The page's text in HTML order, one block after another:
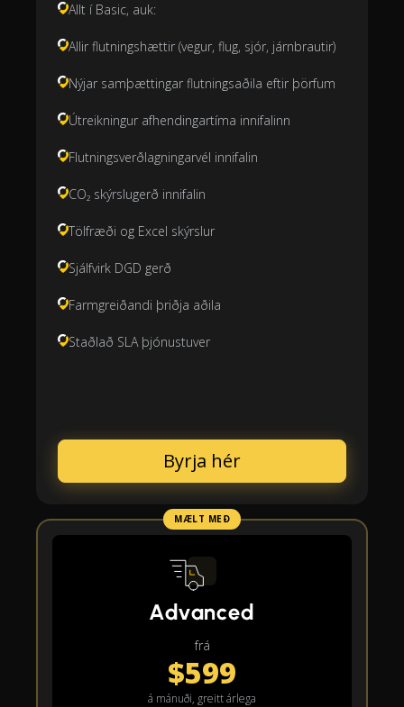
Allt í Basic, auk:
Allir flutningshættir (vegur, flug, sjór, járnbrautir)
Nýjar samþættingar flutningsaðila eftir þörfum
Útreikningur afhendingartíma innifalinn
Flutningsverðlagningarvél innifalin
CO₂ skýrslugerð innifalin
Tölfræði og Excel skýrslur
Sjálfvirk DGD gerð
Farmgreiðandi þriðja aðila
Staðlað SLA þjónustuver
Byrja hér
MÆLT MEÐ
Advanced
frá
$599
á mánuði, greitt árlega